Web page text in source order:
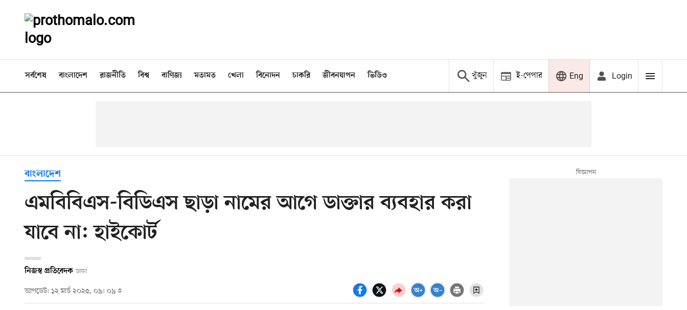
সর্বশেষ বাংলাদেশ রাজনীতি বিশ্ব বাণিজ্য মতামত খেলা বিনোদন চাকরি জীবনযাপন ভিডিও খুঁজুন ই-পেপার Eng Login
বাংলাদেশ
এমবিবিএস-বিডিএস ছাড়া নামের আগে ডাক্তার ব্যবহার করা
যাবে না: হাইকোর্ট
নিজস্ব প্রতিবেদক ঢাকা
আপডেট: ১২ মার্চ ২০২৫, ০৯: ০৯